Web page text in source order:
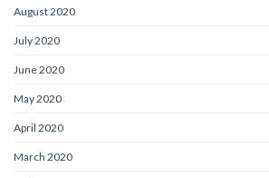
August 2020
July 2020
June 2020
May 2020
April 2020
March 2020